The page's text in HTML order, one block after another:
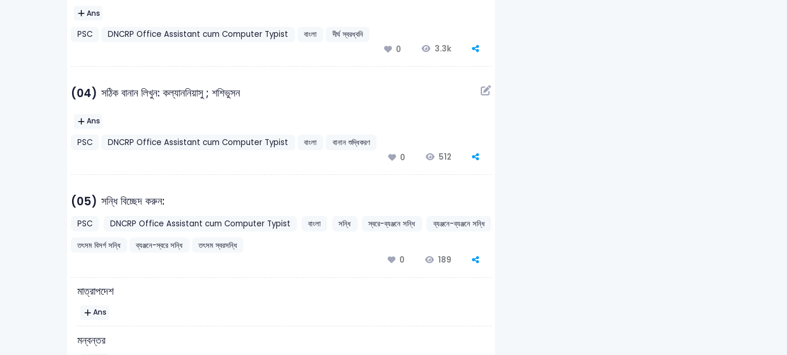
Ans
PSC DNCRP Office Assistant cum Computer Typist বাংলা
দীর্ঘ স্বরধ্বনি
0
3.3k
(04) সঠিক বানান লিখুন: কল্যাননিয়াসু ; শশিভুসন
Ans
PSC DNCRP Office Assistant cum Computer Typist বাংলা
বানান শুদ্ধিকরণ
0
512
(05) সন্ধি বিচ্ছেদ করুন:
PSC DNCRP Office Assistant cum Computer Typist বাংলা সন্ধি স্বরে-ব্যঞ্জনে সন্ধি
ব্যঞ্জনে-ব্যঞ্জনে সন্ধি
তৎসম বিসর্গ সন্ধি
ব্যঞ্জনে-স্বরে সন্ধি
তৎসম স্বরসন্ধি
0
189
মাত্রাপদেশ
Ans
মন্বন্তর